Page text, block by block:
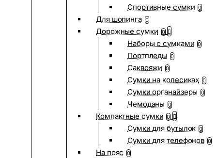
Спортивные сумки 0
Для шопинга 0
Дорожные сумки 0
Наборы с сумками 0
Портпледы 0
Саквояжи 0
Сумки на колесиках 0
Сумки органайзеры 0
Чемоданы 0
Компактные сумки 0
Сумки для бутылок 0
Сумки для телефонов 0
На пояс 0